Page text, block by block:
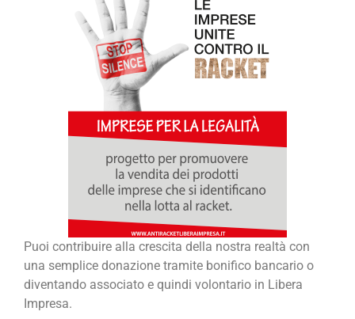
Puoi contribuire alla crescita della nostra realtà con
una semplice donazione tramite bonifico bancario o
diventando associato e quindi volontario in Libera
Impresa.